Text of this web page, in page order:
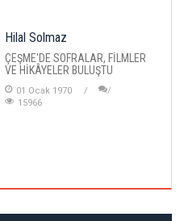
Hilal Solmaz
ÇEŞME'DE SOFRALAR, FİLMLER
VE HİKÂYELER BULUŞTU
01 Ocak 1970
15966